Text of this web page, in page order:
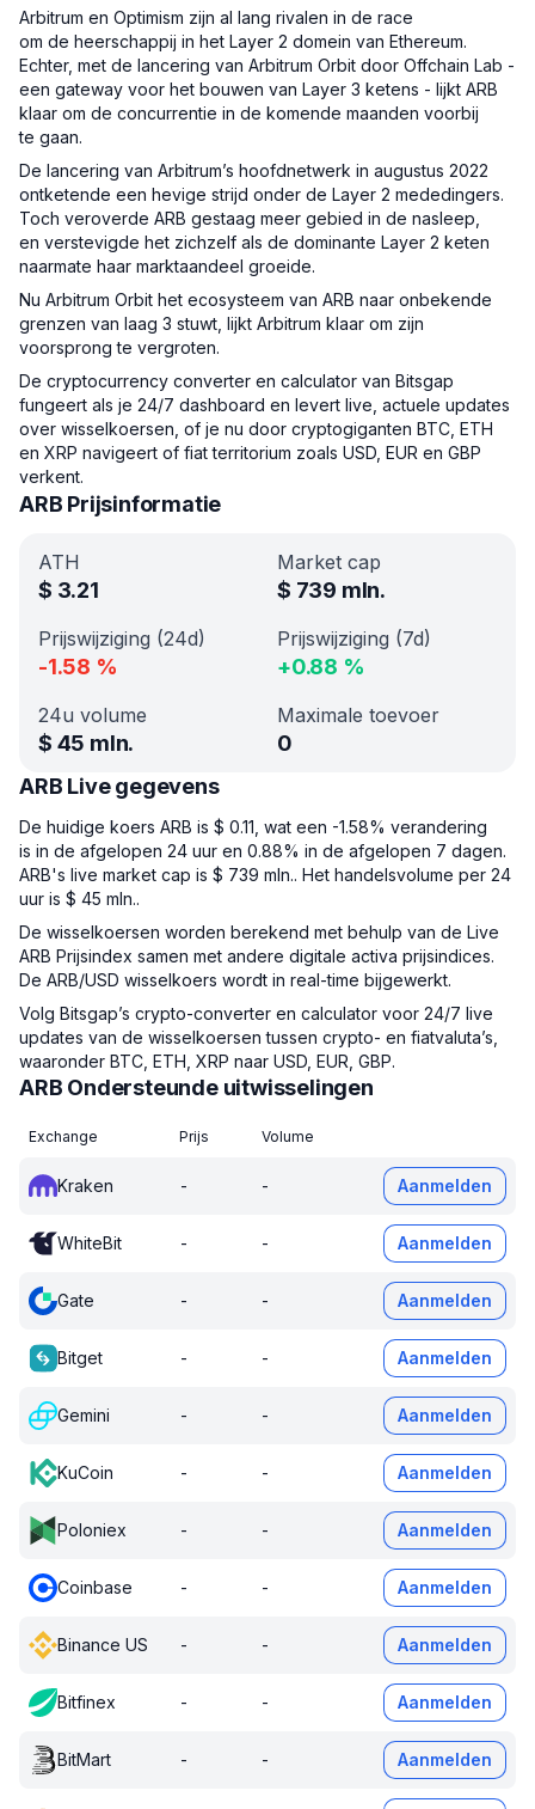
Arbitrum en Optimism zijn al lang rivalen in de race
om de heerschappij in het Layer 2 domein van Ethereum.
Echter, met de lancering van Arbitrum Orbit door Offchain Lab -
een gateway voor het bouwen van Layer 3 ketens - lijkt ARB
klaar om de concurrentie in de komende maanden voorbij
te gaan.
De lancering van Arbitrum’s hoofdnetwerk in augustus 2022
ontketende een hevige strijd onder de Layer 2 mededingers.
Toch veroverde ARB gestaag meer gebied in de nasleep,
en verstevigde het zichzelf als de dominante Layer 2 keten
naarmate haar marktaandeel groeide.
Nu Arbitrum Orbit het ecosysteem van ARB naar onbekende
grenzen van laag 3 stuwt, lijkt Arbitrum klaar om zijn
voorsprong te vergroten.
De cryptocurrency converter en calculator van Bitsgap
fungeert als je 24/7 dashboard en levert live, actuele updates
over wisselkoersen, of je nu door cryptogiganten BTC, ETH
en XRP navigeert of fiat territorium zoals USD, EUR en GBP
verkent.
ARB Prijsinformatie
ATH
$ 3.21
Market cap
$ 739 mln.
Prijswijziging (24d)
-1.58 %
Prijswijziging (7d)
+0.88 %
24u volume
$ 45 mln.
Maximale toevoer
0
ARB Live gegevens
De huidige koers ARB is $ 0.11, wat een -1.58% verandering
is in de afgelopen 24 uur en 0.88% in de afgelopen 7 dagen.
ARB's live market cap is $ 739 mln.. Het handelsvolume per 24
uur is $ 45 mln..
De wisselkoersen worden berekend met behulp van de Live
ARB Prijsindex samen met andere digitale activa prijsindices.
De ARB/USD wisselkoers wordt in real-time bijgewerkt.
Volg Bitsgap’s crypto-converter en calculator voor 24/7 live
updates van de wisselkoersen tussen crypto- en fiatvaluta’s,
waaronder BTC, ETH, XRP naar USD, EUR, GBP.
ARB Ondersteunde uitwisselingen
Exchange Prijs Volume
Kraken - - Aanmelden
WhiteBit - - Aanmelden
Gate - - Aanmelden
Bitget - - Aanmelden
Gemini - - Aanmelden
KuCoin - - Aanmelden
Poloniex - - Aanmelden
Coinbase - - Aanmelden
Binance US - - Aanmelden
Bitfinex - - Aanmelden
BitMart - - Aanmelden